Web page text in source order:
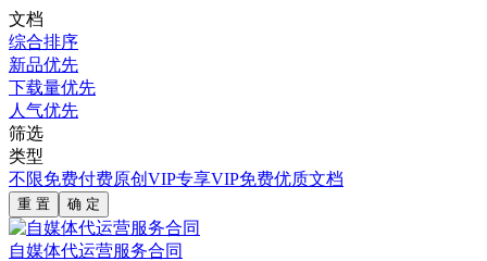
文档
综合排序
新品优先
下载量优先
人气优先
筛选
类型
不限免费付费原创 VIP专享VIP免费优质文档
重 置 确 定
自媒体代运营服务合同